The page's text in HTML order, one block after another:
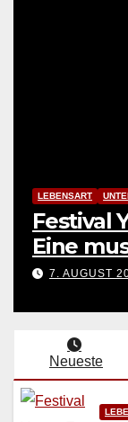
LEBENSART
Festival
Eine
7. AUGUST
Neueste